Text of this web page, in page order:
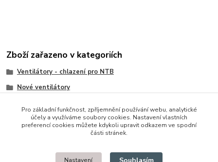
Zboží zařazeno v kategoriích
Ventilátory - chlazení pro NTB
Nové ventilátory
© 2014 - 2025 Díly pro notebooky
Pro základní funkčnost, zpříjemnění používání webu, analytické
účely a využíváme soubory cookies. Nastavení vlastních
preferencí cookies můžete kdykoli upravit odkazem ve spodní
části stránek.
Nastavení